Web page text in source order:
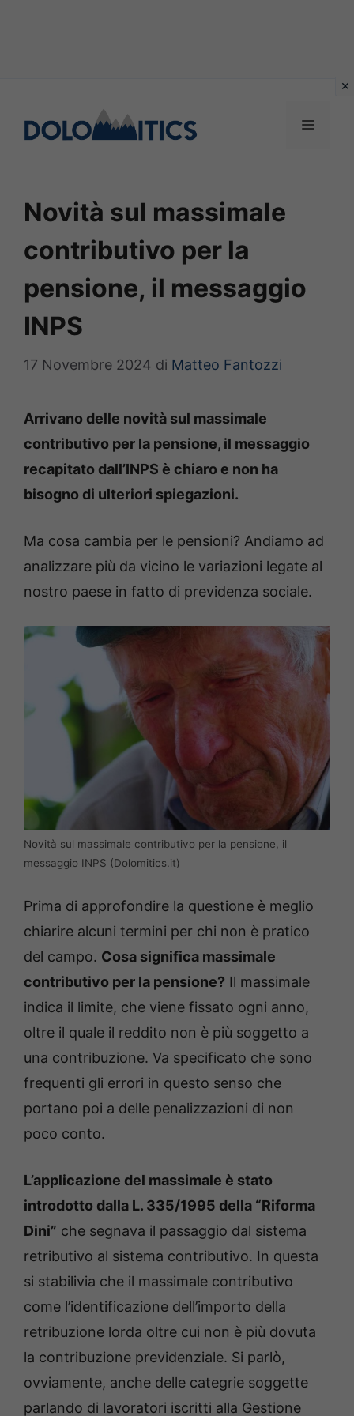
contenuto
MENU
Novità sul massimale
contributivo per la
pensione, il messaggio
INPS
17 Novembre 2024 di Matteo Fantozzi
Arrivano delle novità sul massimale
contributivo per la pensione, il messaggio
recapitato dall’INPS è chiaro e non ha
bisogno di ulteriori spiegazioni.
Ma cosa cambia per le pensioni? Andiamo ad
analizzare più da vicino le variazioni legate al
nostro paese in fatto di previdenza sociale.
Novità sul massimale contributivo per la pensione, il
messaggio INPS (Dolomitics.it)
Prima di approfondire la questione è meglio
chiarire alcuni termini per chi non è pratico
del campo. Cosa significa massimale
contributivo per la pensione? Il massimale
indica il limite, che viene fissato ogni anno,
oltre il quale il reddito non è più soggetto a
una contribuzione. Va specificato che sono
frequenti gli errori in questo senso che
portano poi a delle penalizzazioni di non
poco conto.
L’applicazione del massimale è stato
introdotto dalla L. 335/1995 della “Riforma
Dini” che segnava il passaggio dal sistema
retributivo al sistema contributivo. In questa
si stabilivia che il massimale contributivo
come l’identificazione dell’importo della
retribuzione lorda oltre cui non è più dovuta
la contribuzione previdenziale. Si parlò,
ovviamente, anche delle categrie soggette
parlando di lavoratori iscritti alla Gestione